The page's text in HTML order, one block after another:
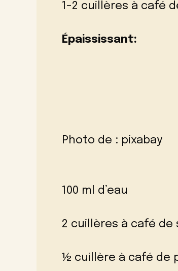
1-2 cuillères à café
Épaississant:
Photo de : pixabay
100 ml d’eau
2 cuillères à café de
½ cuillère à café de